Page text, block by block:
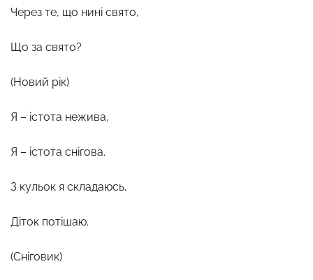
Через те, що нині свято,
Що за свято?
(Новий рік)
Я – істота нежива,
Я – істота снігова.
З кульок я складаюсь,
Діток потішаю.
(Сніговик)